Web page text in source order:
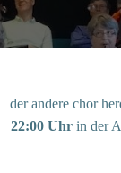
der andere chor
22:00 Uhr in der